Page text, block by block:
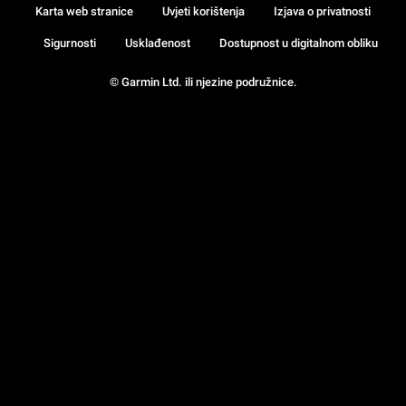
© Garmin Ltd. ili njezine podružnice.
Karta web stranice Uvjeti korištenja Izjava o privatnosti
Sigurnosti Usklađenost Dostupnost u digitalnom obliku